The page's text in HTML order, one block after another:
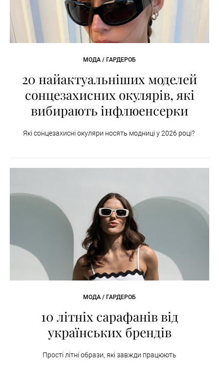
МОДА / ГАРДЕРОБ
20 найактуальніших моделей
сонцезахисних окулярів, які
вибирають інфлюенсерки
Які сонцезахисні окуляри носять модниці у 2026 році?
МОДА / ГАРДЕРОБ
10 літніх сарафанів від
українських брендів
Прості літні образи, які завжди працюють